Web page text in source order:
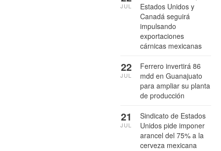
Estados Unidos y
Canadá seguirá
impulsando
exportaciones
cárnicas mexicanas
JUL
Ferrero invertirá 86
mdd en Guanajuato
para ampliar su planta
de producción
22
JUL
Sindicato de Estados
Unidos pide imponer
arancel del 75% a la
cerveza mexicana
21
JUL